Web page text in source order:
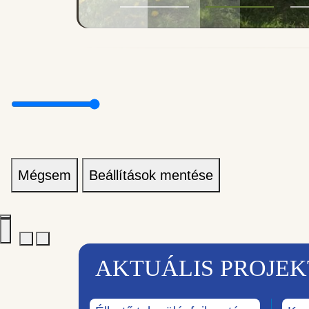
Mégsem Beállítások mentése
AKTUÁLIS